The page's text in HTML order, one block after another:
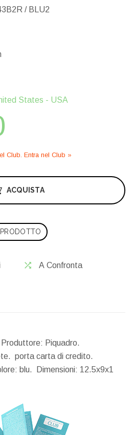
/ BLU2
States - USA
Сlub. Entra nel Сlub »
ACQUISTA
A Confronta
Piquadro.
porta carta di credito.
blu.
Dimensioni: 12.5x9x1